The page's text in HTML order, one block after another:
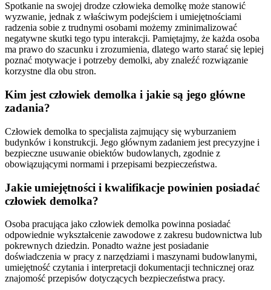
Spotkanie na swojej drodze człowieka demolkę może stanowić
wyzwanie, jednak z właściwym podejściem i umiejętnościami
radzenia sobie z trudnymi osobami możemy zminimalizować
negatywne skutki tego typu interakcji. Pamiętajmy, że każda osoba
ma prawo do szacunku i zrozumienia, dlatego warto starać się lepiej
poznać motywacje i potrzeby demolki, aby znaleźć rozwiązanie
korzystne dla obu stron.
Kim jest człowiek demolka i jakie są jego główne
zadania?
Człowiek demolka to specjalista zajmujący się wyburzaniem
budynków i konstrukcji. Jego głównym zadaniem jest precyzyjne i
bezpieczne usuwanie obiektów budowlanych, zgodnie z
obowiązującymi normami i przepisami bezpieczeństwa.
Jakie umiejętności i kwalifikacje powinien posiadać
człowiek demolka?
Osoba pracująca jako człowiek demolka powinna posiadać
odpowiednie wykształcenie zawodowe z zakresu budownictwa lub
pokrewnych dziedzin. Ponadto ważne jest posiadanie
doświadczenia w pracy z narzędziami i maszynami budowlanymi,
umiejętność czytania i interpretacji dokumentacji technicznej oraz
znajomość przepisów dotyczących bezpieczeństwa pracy.